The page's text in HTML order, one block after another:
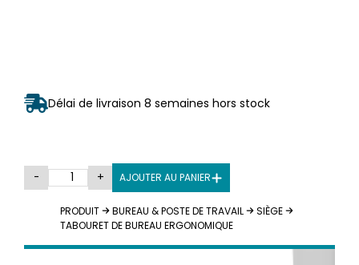
PRODUIT BUREAU & POSTE DE TRAVAIL
SIÈGE
TABOURET DE BUREAU ERGONOMIQUE
Délai de livraison 8 semaines hors stock
- + AJOUTER AU PANIER